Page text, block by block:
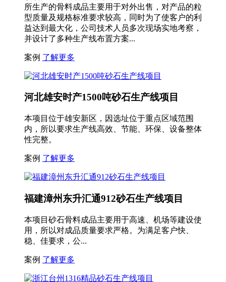
所生产的骨料成品主要用于对外出售，对产品的粒
型质量及规格标准要求较高，同时为了使客户的利
益达到最大化，公司技术人员多次现场实地考察，
并设计了多种生产线布置方案...
案例 了解更多
河北雄安时产1500吨砂石生产线项目
本项目位于雄安新区，因选址位于重点区域范围
内，所以要求生产线高效、节能、环保、设备整体
性完整。
案例 了解更多
福建漳州东升汇通912砂石生产线项目
本项目砂石骨料成品主要用于高速、机场等建设使
用，所以对成品质量要求严格。为满足客户快、
稳、佳要求，公...
案例 了解更多